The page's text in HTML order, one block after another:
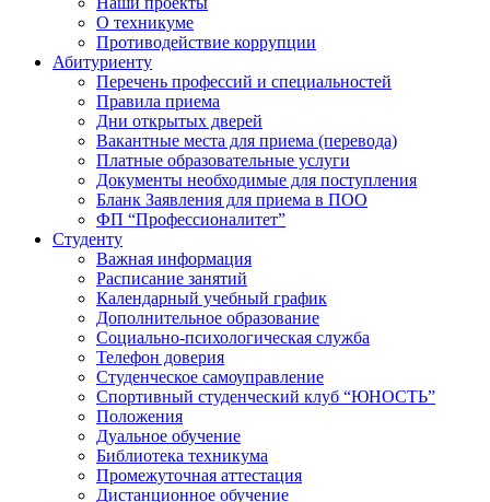
О техникуме
Противодействие коррупции
Абитуриенту
Перечень профессий и специальностей
Правила приема
Дни открытых дверей
Вакантные места для приема (перевода)
Платные образовательные услуги
Документы необходимые для поступления
Бланк Заявления для приема в ПОО
ФП “Профессионалитет”
Студенту
Важная информация
Расписание занятий
Календарный учебный график
Дополнительное образование
Социально-психологическая служба
Телефон доверия
Студенческое самоуправление
Спортивный студенческий клуб “ЮНОСТЬ”
Положения
Дуальное обучение
Библиотека техникума
Промежуточная аттестация
Дистанционное обучение